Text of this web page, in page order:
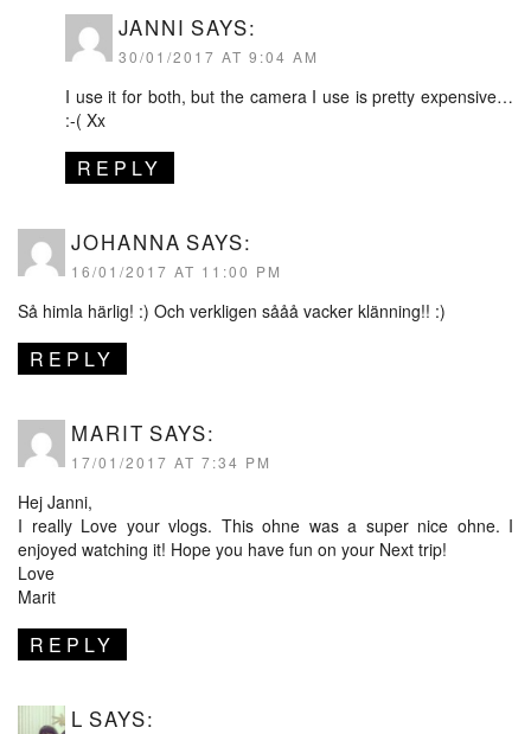
JANNI SAYS:
30/01/2017 AT 9:04 AM
I use it for both, but the camera I use is pretty expensive…
:-( Xx
REPLY
JOHANNA SAYS:
16/01/2017 AT 11:00 PM
Så himla härlig! :) Och verkligen sååå vacker klänning!! :)
REPLY
MARIT SAYS:
17/01/2017 AT 7:34 PM
Hej Janni,
I really Love your vlogs. This ohne was a super nice ohne. I
enjoyed watching it! Hope you have fun on your Next trip!
Love
Marit
REPLY
L SAYS: